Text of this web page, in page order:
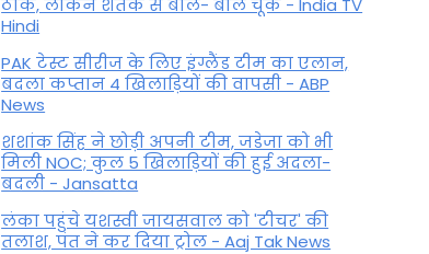
Hindi
PAK टेस्ट सीरीज के लिए इंग्लैंड टीम का एलान,
बदला कप्तान 4 खिलाड़ियों की वापसी - ABP
News
शशांक सिंह ने छोड़ी अपनी टीम, जडेजा को भी
मिली NOC; कुल 5 खिलाड़ियों की हुई अदला-
बदली - Jansatta
लंका पहुंचे यशस्वी जायसवाल को 'टीचर' की
तलाश, पंत ने कर द‍िया ट्रोल - Aaj Tak News